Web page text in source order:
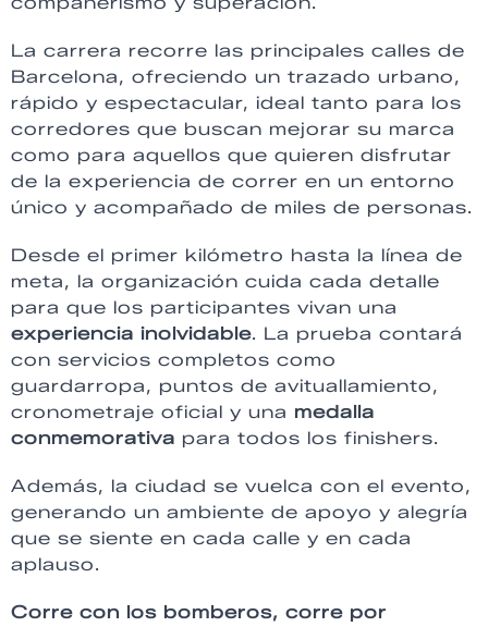
La carrera recorre las principales calles de
Barcelona, ofreciendo un trazado urbano,
rápido y espectacular, ideal tanto para los
corredores que buscan mejorar su marca
como para aquellos que quieren disfrutar
de la experiencia de correr en un entorno
único y acompañado de miles de personas.
Desde el primer kilómetro hasta la línea de
meta, la organización cuida cada detalle
para que los participantes vivan una
experiencia inolvidable. La prueba contará
con servicios completos como
guardarropa, puntos de avituallamiento,
cronometraje oficial y una medalla
conmemorativa para todos los finishers.
Además, la ciudad se vuelca con el evento,
generando un ambiente de apoyo y alegría
que se siente en cada calle y en cada
aplauso.
Corre con los bomberos, corre por